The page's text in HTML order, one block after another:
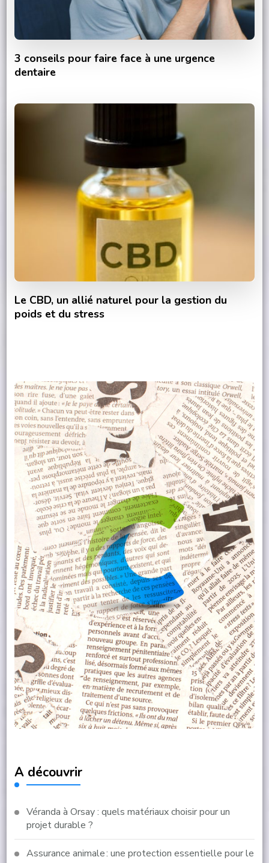
3 conseils pour faire face à une urgence
dentaire
Le CBD, un allié naturel pour la gestion du
poids et du stress
A découvrir
Véranda à Orsay : quels matériaux choisir pour un
projet durable ?
Assurance animale : une protection essentielle pour le